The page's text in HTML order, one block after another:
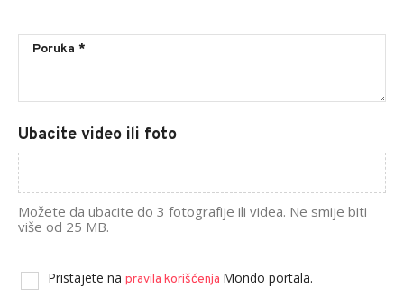
Ubacite video ili foto
Možete da ubacite do 3 fotografije ili videa. Ne smije biti
više od 25 MB.
Pristajete na pravila korišćenja Mondo portala.